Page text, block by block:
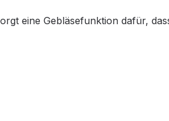
eine Gebläsefunktion dafür,